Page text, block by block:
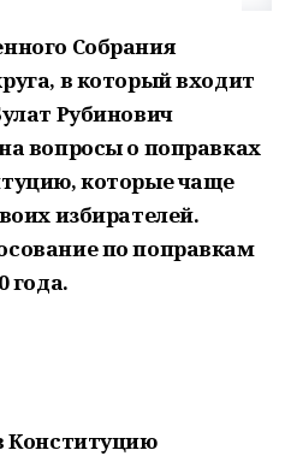
Собрания
в который входит
Рубинович
вопросы о поправках
которые чаще
избирателей.
по поправкам
года.
Конституцию